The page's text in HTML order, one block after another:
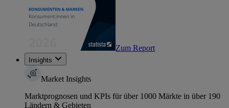
Zum Report
Insights
Market Insights
Marktprognosen und KPIs für über 1000 Märkte in über 190
Ländern & Gebieten